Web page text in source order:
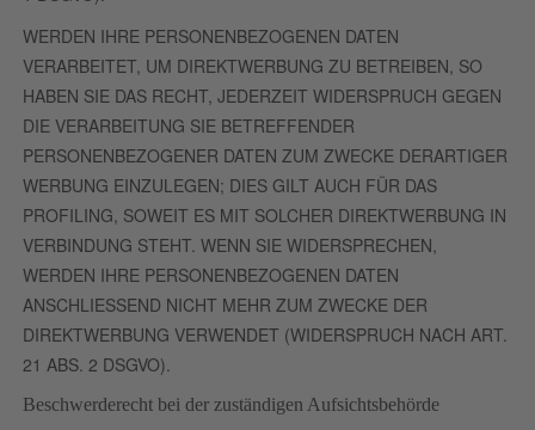
WERDEN IHRE PERSONENBEZOGENEN DATEN
VERARBEITET, UM DIREKTWERBUNG ZU BETREIBEN, SO
HABEN SIE DAS RECHT, JEDERZEIT WIDERSPRUCH GEGEN
DIE VERARBEITUNG SIE BETREFFENDER
PERSONENBEZOGENER DATEN ZUM ZWECKE DERARTIGER
WERBUNG EINZULEGEN; DIES GILT AUCH FÜR DAS
PROFILING, SOWEIT ES MIT SOLCHER DIREKTWERBUNG IN
VERBINDUNG STEHT. WENN SIE WIDERSPRECHEN,
WERDEN IHRE PERSONENBEZOGENEN DATEN
ANSCHLIESSEND NICHT MEHR ZUM ZWECKE DER
DIREKTWERBUNG VERWENDET (WIDERSPRUCH NACH ART.
21 ABS. 2 DSGVO).
Beschwerde­recht bei der zuständigen Aufsichts­behörde